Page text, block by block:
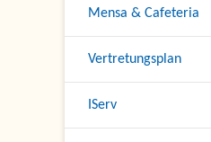
Mensa & Cafeteria
Vertretungsplan
IServ